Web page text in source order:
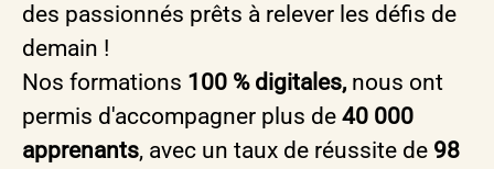
des passionnés prêts à relever les défis de
demain !
Nos formations 100 % digitales, nous ont
permis d'accompagner plus de 40 000
apprenants, avec un taux de réussite de 98